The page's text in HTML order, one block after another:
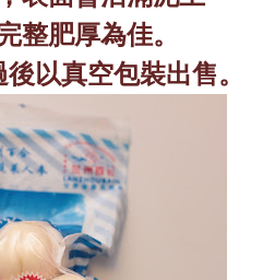
整肥厚為佳。
以真空包裝出售。